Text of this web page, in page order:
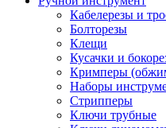
Кабелерезы и
Болторезы
Клещи
Кусачки и
Кримперы
Наборы
Стрипперы
Ключи трубные